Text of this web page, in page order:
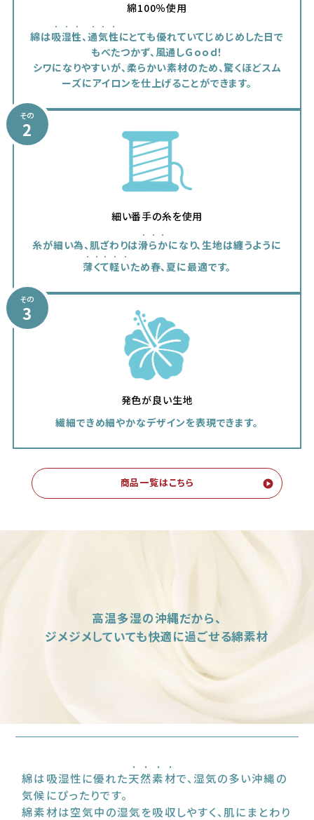
綿100％使用
綿は吸湿性、通気性にとても優れていてじめじめした日で
もべたつかず、風通しＧｏｏｄ！
シワになりやすいが、柔らかい素材のため、驚くほどスム
ーズにアイロンを仕上げることができます。
その
2
細い番手の糸を使用
糸が細い為、肌ざわりは滑らかになり、生地は纏うように
薄くて軽いため春、夏に最適です。
その
3
発色が良い生地
繊細できめ細やかなデザインを表現できます。
商品一覧はこちら
高温多湿の沖縄だから、
ジメジメしていても快適に過ごせる綿素材
綿は吸湿性に優れた天然素材で、湿気の多い沖縄の
気候にぴったりです。
綿素材は空気中の湿気を吸収しやすく、肌にまとわり